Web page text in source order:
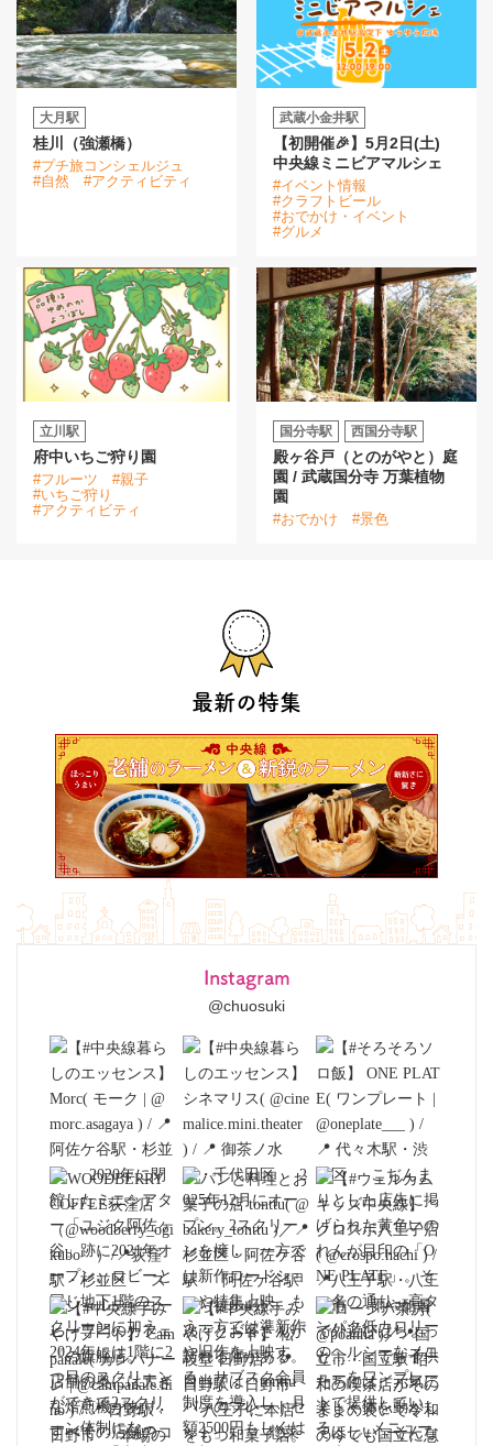
最新の特集
Instagram
@chuosuki
大月駅
桂川（強瀬橋）
#プチ旅コンシェルジュ
#自然
#アクティビティ
武蔵小金井駅
【初開催🎉】5月2日(土)
中央線ミニビアマルシェ
#イベント情報
#クラフトビール
#おでかけ・イベント
#グルメ
立川駅
府中いちご狩り園
#フルーツ
#親子
#いちご狩り
#アクティビティ
国分寺駅 西国分寺駅
殿ヶ谷戸（とのがやと）庭
園 / 武蔵国分寺 万葉植物
園
#おでかけ #景色